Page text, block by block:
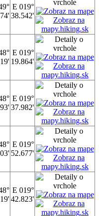
E 019°
38.542'
E 019°
19.864'
E 019°
37.982'
E 019°
52.677'
E 019°
42.823'